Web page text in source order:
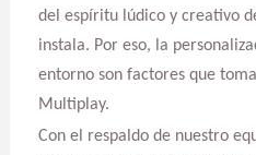
del espíritu lúdico y creativo
instala. Por eso, la
entorno son factores que
Multiplay.
Con el respaldo de nuestro